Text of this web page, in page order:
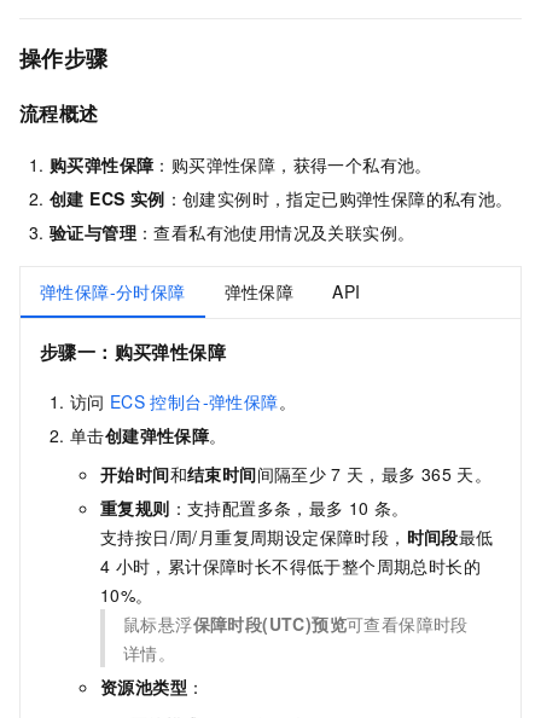
操作步骤
流程概述
购买弹性保障 ：购买弹性保障，获得一个私有池。
创建 ECS 实例 ：创建实例时，指定已购弹性保障的私有池。
验证与管理 ：查看私有池使用情况及关联实例。
弹性保障-分时保障 弹性保障 API
步骤一：购买弹性保障
访问 ECS 控制台-弹性保障。
单击创建弹性保障。
开始时间和结束时间间隔至少 7 天，最多 365 天。
重复规则 ：支持配置多条，最多 10 条。
支持按日/周/月重复周期设定保障时段， 时间段最低
4 小时，累计保障时长不得低于整个周期总时长的
10%。
鼠标悬浮保障时段(UTC)预览可查看保障时段
详情。
资源池类型 ：